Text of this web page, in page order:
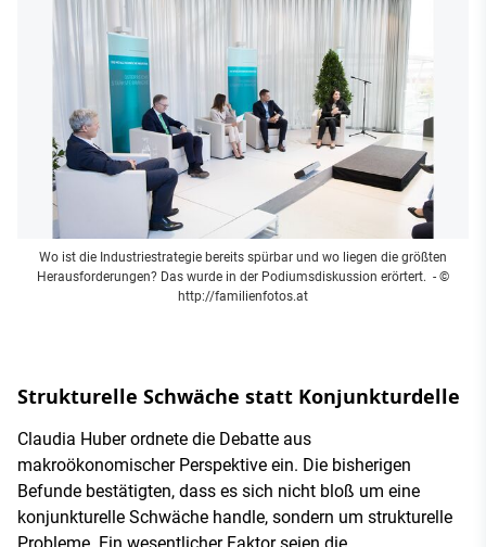
Wo ist die Industriestrategie bereits spürbar und wo liegen die größten
Herausforderungen? Das wurde in der Podiumsdiskussion erörtert. - ©
http://familienfotos.at
Strukturelle Schwäche statt Konjunkturdelle
Claudia Huber ordnete die Debatte aus
makroökonomischer Perspektive ein. Die bisherigen
Befunde bestätigten, dass es sich nicht bloß um eine
konjunkturelle Schwäche handle, sondern um strukturelle
Probleme. Ein wesentlicher Faktor seien die